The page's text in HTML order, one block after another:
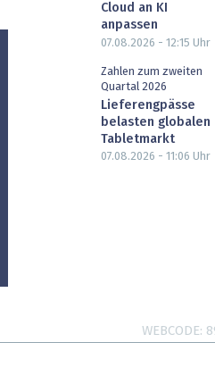
Cloud an KI
anpassen
07.08.2026 - 12:15 Uhr
Zahlen zum zweiten
Quartal 2026
Lieferengpässe
belasten globalen
Tabletmarkt
07.08.2026 - 11:06 Uhr
WEBCODE